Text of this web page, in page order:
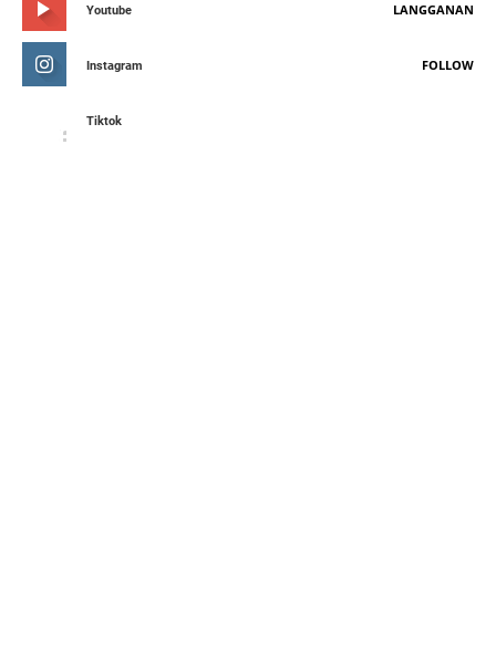
Youtube LANGGANAN
Instagram FOLLOW
Tiktok